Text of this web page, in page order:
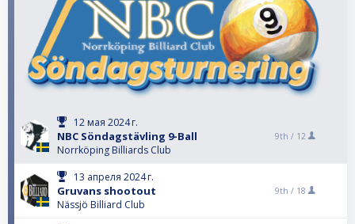
12 мая 2024 г.
NBC Söndagstävling 9-Ball
Norrköping Billiards Club
9th / 12
13 апреля 2024 г.
Gruvans shootout
Nässjö Billiard Club
9th / 18